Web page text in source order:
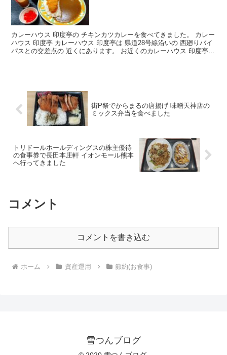
カレーハウス 印度亭の チキンカツカレーを食べてきました。 カレー
ハウス 印度亭 カレーハウス 印度亭は 県道28号線沿いの 西廻りバイ
パスとの交差点の 近くにあります。 お近くのカレーハウス 印度亭の
街P祭でからまるの唐揚げ 味噌天神店の
ミックス弁当を食べました
トリドールホールディングスの株主優待
の食事券で長田本庄軒 イオンモール熊本
へ行ってきました
コメント
コメントを書き込む
ホーム 資産運用 節約(お食事)
雪つんブログ